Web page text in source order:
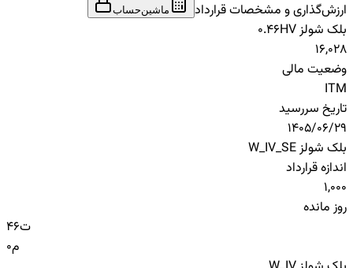
ارزش‌گذاری و مشخصات قرارداد
ماشین‌حساب
بلک شولز HV
0.46
16,028
وضعیت مالی
ITM
تاریخ سررسید
1405/06/29
بلک شولز W_IV_SE
اندازه قرارداد
1,000
روز مانده
46ت
0م